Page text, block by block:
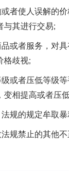
者使人误解的
与其进行交易;
或者服务，对
格歧视;
或者压低等级
变相提高或者压
规的规定牟取暴
规禁止的其他不